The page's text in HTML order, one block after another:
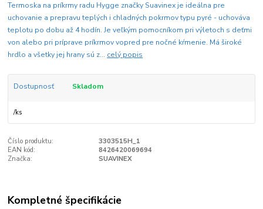
Termoska na príkrmy radu Hygge značky Suavinex je ideálna pre
uchovanie a prepravu teplých i chladných pokrmov typu pyré - uchováva
teplotu po dobu až 4 hodín. Je veľkým pomocníkom pri výletoch s deťmi
von alebo pri príprave príkrmov vopred pre nočné kŕmenie. Má široké
hrdlo a všetky jej hrany sú z... celý popis
Dostupnosť Skladom
/ks
Číslo produktu:
3303515H_1
EAN kód:
8426420069694
Značka:
SUAVINEX
Kompletné špecifikácie